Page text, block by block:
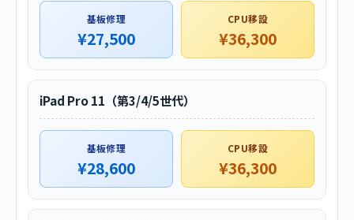
基板修理
¥27,500
CPU移設
¥36,300
iPad Pro 11（第3/4/5世代）
基板修理
¥28,600
CPU移設
¥36,300